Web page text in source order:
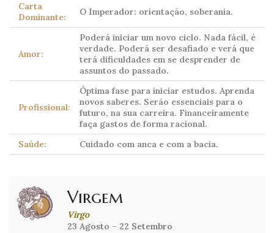
Carta
Dominante:
O Imperador: orientação, soberania.
Amor:
Poderá iniciar um novo ciclo. Nada fácil, é
verdade. Poderá ser desafiado e verá que
terá dificuldades em se desprender de
assuntos do passado.
Profissional:
Óptima fase para iniciar estudos. Aprenda
novos saberes. Serão essenciais para o
futuro, na sua carreira. Financeiramente
faça gastos de forma racional.
Saúde:
Cuidado com anca e com a bacia.
Virgem
Virgo
23 Agosto – 22 Setembro